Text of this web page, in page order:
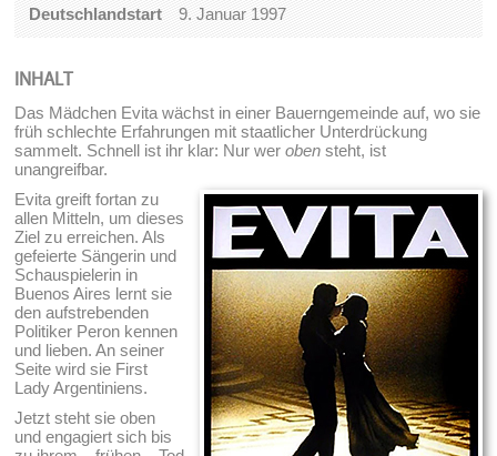
Deutschlandstart
9. Januar 1997
INHALT
Das Mädchen Evita wächst in einer Bauerngemeinde auf, wo sie
früh schlechte Erfahrungen mit staatlicher Unterdrückung
sammelt. Schnell ist ihr klar: Nur weroben steht, ist
unangreifbar.
Evita greift fortan zu
allen Mitteln, um dieses
Ziel zu erreichen. Als
gefeierte Sängerin und
Schauspielerin in
Buenos Aires lernt sie
den aufstrebenden
Politiker Peron kennen
und lieben. An seiner
Seite wird sie First
Lady Argentiniens.
Jetzt steht sie oben
und engagiert sich bis